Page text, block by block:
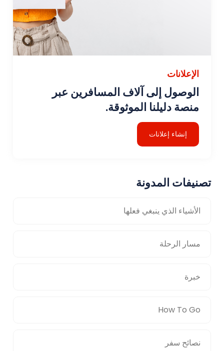
الإعلانات
الوصول إلى آلاف المسافرين عبر
منصة دليلنا الموثوقة.
إنشاء إعلانات
تصنيفات المدونة
الأشياء الذي ينبغي فعلها
مسار الرحلة
خبرة
How To Go
نصائح سفر